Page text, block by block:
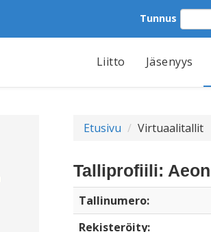
Tunnus
Liitto Jäsenyys
Etusivu Virtuaalitallit
Talliprofiili: Aeon
Tallinumero:
Rekisteröity: